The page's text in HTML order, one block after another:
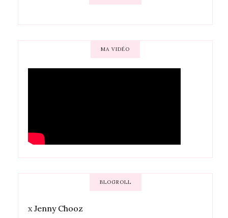
MA VIDÉO
BLOGROLL
x Jenny Chooz